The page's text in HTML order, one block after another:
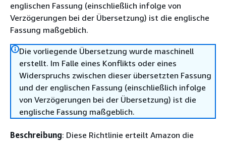
englischen Fassung (einschließlich infolge von
Verzögerungen bei der Übersetzung) ist die englische
Fassung maßgeblich.
Die vorliegende Übersetzung wurde maschinell
erstellt. Im Falle eines Konflikts oder eines
Widerspruchs zwischen dieser übersetzten Fassung
und der englischen Fassung (einschließlich infolge
von Verzögerungen bei der Übersetzung) ist die
englische Fassung maßgeblich.
Beschreibung: Diese Richtlinie erteilt Amazon die